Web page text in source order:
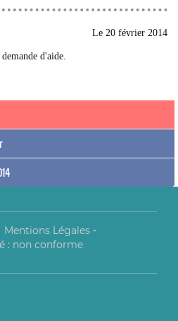
Le 20 février 2014
d'aide.
Mentions Légales -
: non conforme